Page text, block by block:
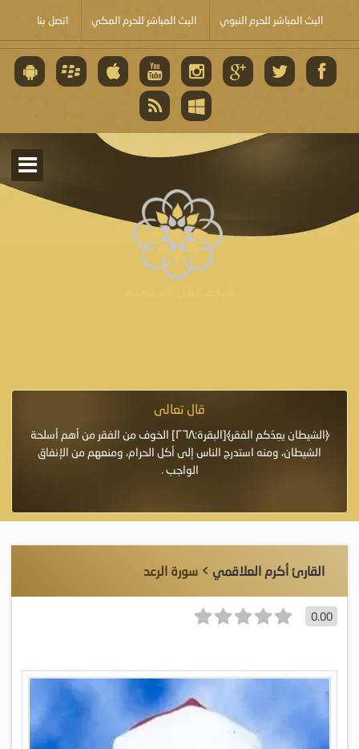
البث المباشر للحرم النبوي البث المباشر للحرم المكي اتصل بنا
قال تعالى
﴿الشيطان يعِدُكم الفقر﴾[البقرة:٢٦٨] الخوف من الفقر من أهم أسلحة
الشيطان، ومنه استدرج الناس إلى أكل الحرام، ومنعهم من الإنفاق
الواجب .
القارئ أكرم العلاقمي > سورة الرعد
0.00